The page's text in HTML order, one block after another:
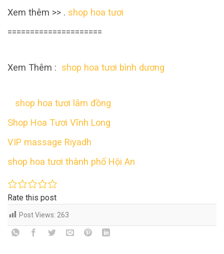
Xem thêm >> . shop hoa tươi
=====================
Xem Thêm : shop hoa tươi bình dương
shop hoa tươi lâm đồng
Shop Hoa Tươi Vĩnh Long
VIP massage Riyadh
shop hoa tươi thành phố Hội An
Rate this post
Post Views: 263